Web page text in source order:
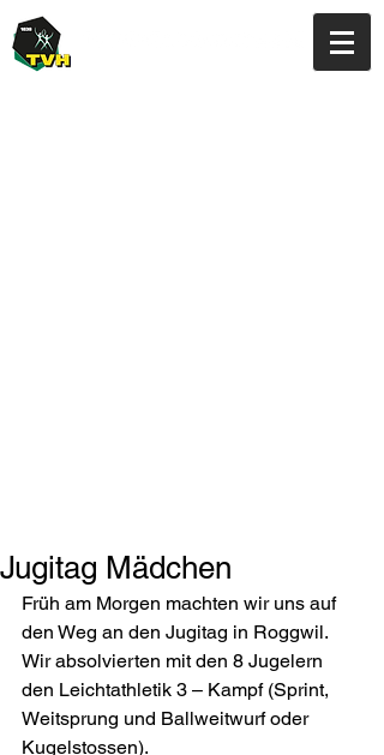
Jugitag Mädchen
Früh am Morgen machten wir uns auf
den Weg an den Jugitag in Roggwil.
Wir absolvierten mit den 8 Jugelern
den Leichtathletik 3 – Kampf (Sprint,
Weitsprung und Ballweitwurf oder
Kugelstossen).